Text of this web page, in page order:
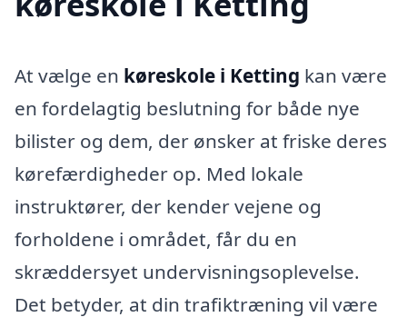
At vælge en køreskole i Ketting kan være
en fordelagtig beslutning for både nye
bilister og dem, der ønsker at friske deres
kørefærdigheder op. Med lokale
instruktører, der kender vejene og
forholdene i området, får du en
skræddersyet undervisningsoplevelse.
Det betyder, at din trafiktræning vil være